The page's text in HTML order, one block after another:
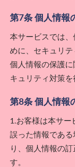
第7条 個人情報
本サービスでは
めに、セキュリテ
個人情報の保護
キュリティ対策を
第8条 個人情報
1.お客様は本サー
誤った情報であ
り、個人情報の
す。